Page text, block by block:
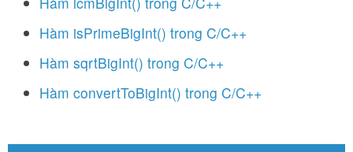
Hàm isPrimeBigInt() trong C/C++
Hàm sqrtBigInt() trong C/C++
Hàm convertToBigInt() trong C/C++